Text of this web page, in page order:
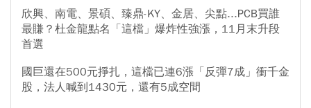
欣興、南電、景碩、臻鼎-KY、金居、尖點...PCB買誰
最賺？杜金龍點名「這檔」爆炸性強漲，11月末升段
首選
國巨還在500元掙扎，這檔已連6漲「反彈7成」衝千金
股，法人喊到1430元，還有5成空間